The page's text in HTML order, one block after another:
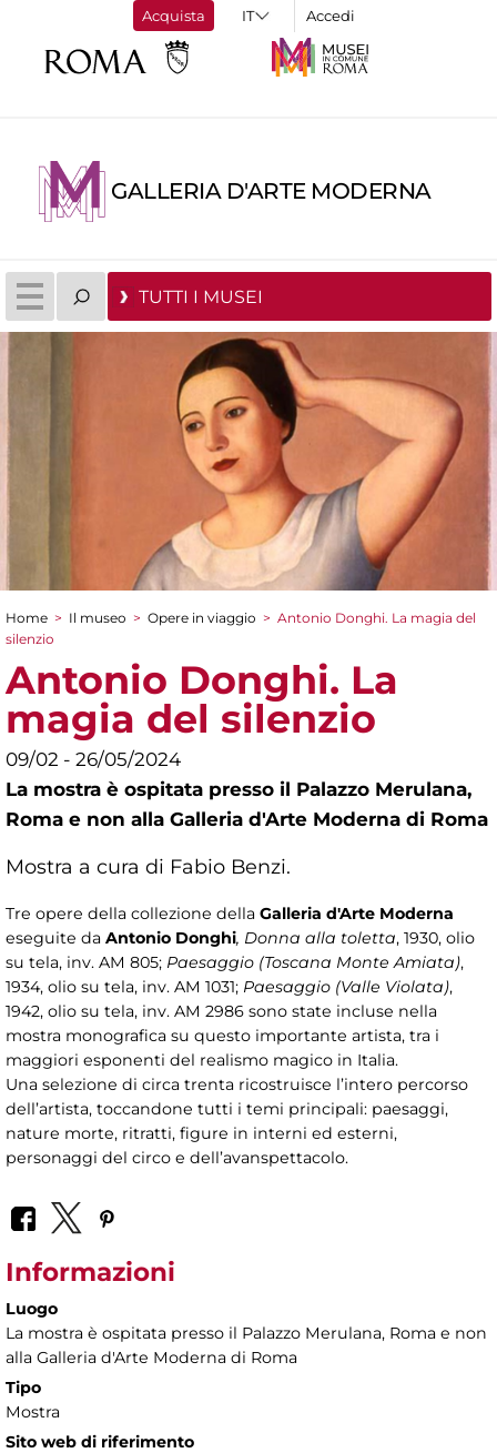
Acquista Accedi
GALLERIA D'ARTE MODERNA
TUTTI I MUSEI
Tu sei qui
Home > Il museo > Opere in viaggio > Antonio Donghi. La magia del
silenzio
Antonio Donghi. La
magia del silenzio
09/02 - 26/05/2024
La mostra è ospitata presso il Palazzo Merulana,
Roma e non alla Galleria d'Arte Moderna di Roma
Mostra a cura di Fabio Benzi.
Tre opere della collezione della Galleria d'Arte Moderna
eseguite da Antonio Donghi, Donna alla toletta, 1930, olio
su tela, inv. AM 805; Paesaggio (Toscana Monte Amiata),
1934, olio su tela, inv. AM 1031; Paesaggio (Valle Violata),
1942, olio su tela, inv. AM 2986 sono state incluse nella
mostra monografica su questo importante artista, tra i
maggiori esponenti del realismo magico in Italia.
Una selezione di circa trenta ricostruisce l’intero percorso
dell’artista, toccandone tutti i temi principali: paesaggi,
nature morte, ritratti, figure in interni ed esterni,
personaggi del circo e dell’avanspettacolo.
Informazioni
Luogo
La mostra è ospitata presso il Palazzo Merulana, Roma e non
alla Galleria d'Arte Moderna di Roma
Tipo
Mostra
Sito web di riferimento